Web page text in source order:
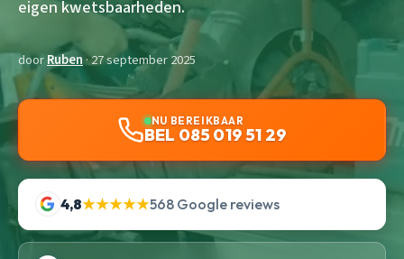
eigen kwetsbaarheden.
doorRuben· 27 september 2025
NU BEREIKBAAR
BEL 085 019 51 29
4,8★★★★★568 Google reviews